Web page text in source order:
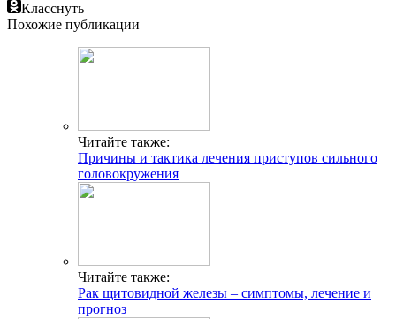
Класснуть
Похожие публикации
Читайте также:
Причины и тактика лечения приступов сильного
головокружения
Читайте также:
Рак щитовидной железы – симптомы, лечение и
прогноз